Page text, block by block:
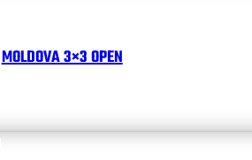
MOLDOVA 3×3 OPEN